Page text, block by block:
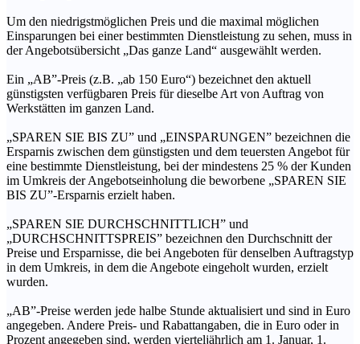
Um den niedrigstmöglichen Preis und die maximal möglichen
Einsparungen bei einer bestimmten Dienstleistung zu sehen, muss in
der Angebotsübersicht „Das ganze Land“ ausgewählt werden.
Ein „AB”-Preis (z.B. „ab 150 Euro“) bezeichnet den aktuell
günstigsten verfügbaren Preis für dieselbe Art von Auftrag von
Werkstätten im ganzen Land.
„SPAREN SIE BIS ZU” und „EINSPARUNGEN” bezeichnen die
Ersparnis zwischen dem günstigsten und dem teuersten Angebot für
eine bestimmte Dienstleistung, bei der mindestens 25 % der Kunden
im Umkreis der Angebotseinholung die beworbene „SPAREN SIE
BIS ZU”-Ersparnis erzielt haben.
„SPAREN SIE DURCHSCHNITTLICH” und
„DURCHSCHNITTSPREIS” bezeichnen den Durchschnitt der
Preise und Ersparnisse, die bei Angeboten für denselben Auftragstyp
in dem Umkreis, in dem die Angebote eingeholt wurden, erzielt
wurden.
„AB”-Preise werden jede halbe Stunde aktualisiert und sind in Euro
angegeben. Andere Preis- und Rabattangaben, die in Euro oder in
Prozent angegeben sind, werden vierteljährlich am 1. Januar, 1.